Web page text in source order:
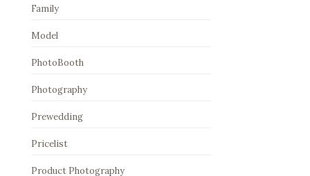
Family
Model
PhotoBooth
Photography
Prewedding
Pricelist
Product Photography